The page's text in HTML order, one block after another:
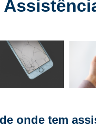
celulares
de celular
Cursos para
manutenção
de celulares
Loja de
Manutenção
onde tem